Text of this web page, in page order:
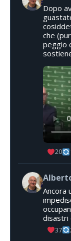
Dopo
che
peggio
20
Ancora
disastri
37